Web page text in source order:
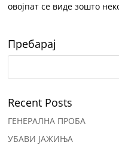
овојпат се виде зошто
Пребарај
Recent Posts
ГЕНЕРАЛНА ПРОБА
УБАВИ ЈАЖИЊА